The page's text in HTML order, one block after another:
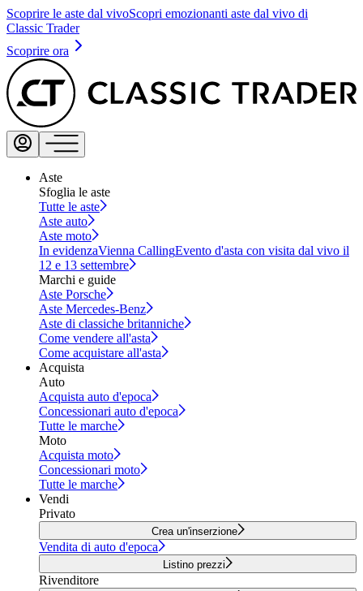
Scoprire le aste dal vivoScopri emozionanti aste dal vivo di
Classic Trader
Scoprire ora
Aste
Sfoglia le aste
Tutte le aste
Aste auto
Aste moto
In evidenzaVienna CallingEvento d'asta con visita dal vivo il
12 e 13 settembre
Marchi e guide
Aste Porsche
Aste Mercedes-Benz
Aste di classiche britanniche
Come vendere all'asta
Come acquistare all'asta
Acquista
Auto
Acquista auto d'epoca
Concessionari auto d'epoca
Tutte le marche
Moto
Acquista moto
Concessionari moto
Tutte le marche
Vendi
Privato
Crea un'inserzione
Vendita di auto d'epoca
Listino prezzi
Rivenditore